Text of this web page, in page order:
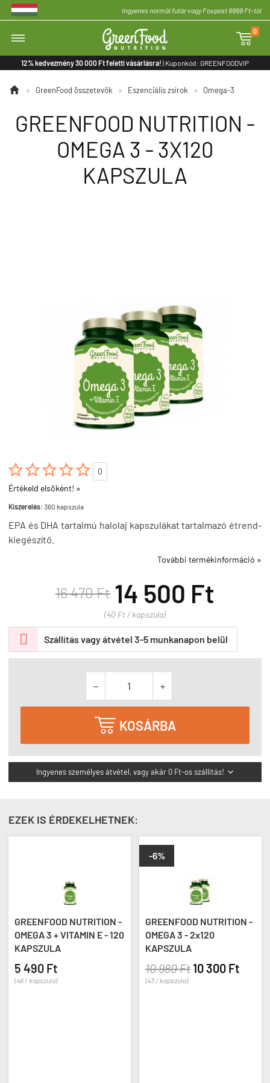
Ingyenes normál futár vagy Foxpost 9999 Ft-tól

0
12% kedvezmény 30 000 Ft feletti vásárlásra! | Kuponkód: GREENFOODVIP
 » GreenFood összetevők » Eszenciális zsírok » Omega-3
GREENFOOD NUTRITION -
OMEGA 3 - 3X120
KAPSZULA

0
Értékeld elsőként! »
Kiszerelés: 360 kapszula
EPA és DHA tartalmú halolaj kapszulákat tartalmazó étrend-
kiegészítő.
További termékinformáció »
16 470 Ft 14 500 Ft
(40 Ft / kapszula)
 Szállítás vagy átvétel 3-5 munkanapon belül
 
 KOSÁRBA
Ingyenes személyes átvétel, vagy akár 0 Ft-os szállítás! 
EZEK IS ÉRDEKELHETNEK:
GREENFOOD NUTRITION -
OMEGA 3 + VITAMIN E - 120
KAPSZULA
5 490 Ft
(46 / kapszula)
-6%
GREENFOOD NUTRITION -
OMEGA 3 - 2x120
KAPSZULA
10 980 Ft 10 300 Ft
(43 / kapszula)